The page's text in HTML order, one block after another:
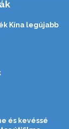
Kína legújabb
és kevéssé